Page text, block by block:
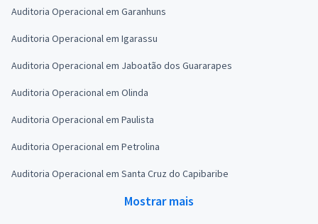
Auditoria Operacional em Garanhuns
Auditoria Operacional em Igarassu
Auditoria Operacional em Jaboatão dos Guararapes
Auditoria Operacional em Olinda
Auditoria Operacional em Paulista
Auditoria Operacional em Petrolina
Auditoria Operacional em Santa Cruz do Capibaribe
Mostrar mais